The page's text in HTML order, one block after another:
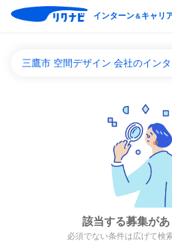
インターン＆キャリ
該当する募集があ
必須でない条件は広げて検